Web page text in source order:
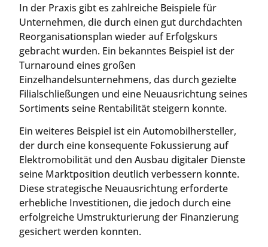
In der Praxis gibt es zahlreiche Beispiele für
Unternehmen, die durch einen gut durchdachten
Reorganisationsplan wieder auf Erfolgskurs
gebracht wurden. Ein bekanntes Beispiel ist der
Turnaround eines großen
Einzelhandelsunternehmens, das durch gezielte
Filialschließungen und eine Neuausrichtung seines
Sortiments seine Rentabilität steigern konnte.
Ein weiteres Beispiel ist ein Automobilhersteller,
der durch eine konsequente Fokussierung auf
Elektromobilität und den Ausbau digitaler Dienste
seine Marktposition deutlich verbessern konnte.
Diese strategische Neuausrichtung erforderte
erhebliche Investitionen, die jedoch durch eine
erfolgreiche Umstrukturierung der Finanzierung
gesichert werden konnten.